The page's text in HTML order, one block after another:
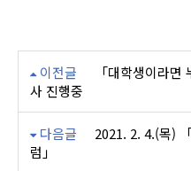
이전글
「대학생이라
사 진행중
다음글
2021. 2. 4.(목)
럼」